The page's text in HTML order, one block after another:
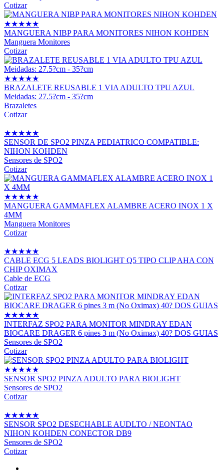
Cotizar
★★★★★
MANGUERA NIBP PARA MONITORES NIHON KOHDEN
Manguera Monitores
Cotizar
★★★★★
BRAZALETE REUSABLE 1 VIA ADULTO TPU AZUL
Meidadas: 27.5?cm - 35?cm
Brazaletes
Cotizar
★★★★★
SENSOR DE SPO2 PINZA PEDIATRICO COMPATIBLE:
NIHON KOHDEN
Sensores de SPO2
Cotizar
★★★★★
MANGUERA GAMMAFLEX ALAMBRE ACERO INOX 1 X
4MM
Manguera Monitores
Cotizar
★★★★★
CABLE ECG 5 LEADS BIOLIGHT Q5 TIPO CLIP AHA CON
CHIP OXIMAX
Cable de ECG
Cotizar
★★★★★
INTERFAZ SPO2 PARA MONITOR MINDRAY EDAN
BIOCARE DRAGER 6 pines 3 m (No Oximax) 40? DOS GUIAS
Sensores de SPO2
Cotizar
★★★★★
SENSOR SPO2 PINZA ADULTO PARA BIOLIGHT
Sensores de SPO2
Cotizar
★★★★★
SENSOR SPO2 DESECHABLE AUDLTO / NEONTAO
NIHON KOHDEN CONECTOR DB9
Sensores de SPO2
Cotizar